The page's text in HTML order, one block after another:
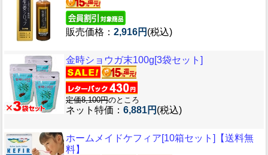
販売価格： 2,916円 (税込)
金時ショウガ末100g[3袋セット]
定価8,100円のところ
ネット特価： 6,881円 (税込)
ホームメイドケフィア[10箱セット]【送料無
料】